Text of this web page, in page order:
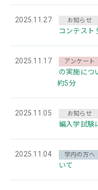
2025.11.27 お知らせ
コンテスト
2025.11.17 アンケート
の実施に
約5分
2025.11.05 お知らせ
編入学試験
2025.11.04 学内の方へ
いて